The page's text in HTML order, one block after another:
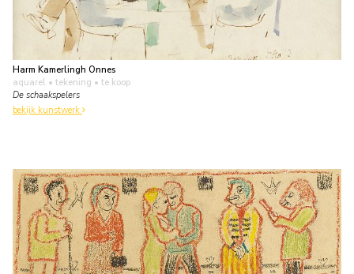
Harm Kamerlingh Onnes
aquarel • tekening • te koop
De schaakspelers
bekijk kunstwerk